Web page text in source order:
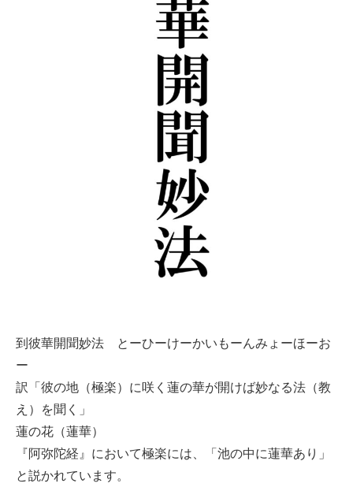
到彼華開聞妙法 とーひーけーかいもーんみょーほーお
ー
訳「彼の地（極楽）に咲く蓮の華が開けば妙なる法（教
え）を聞く」
蓮の花（蓮華）
『阿弥陀経』において極楽には、「池の中に蓮華あり」
と説かれています。